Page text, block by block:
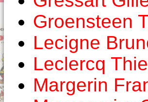
Groensteen
Lecigne
Leclercq
Margerin